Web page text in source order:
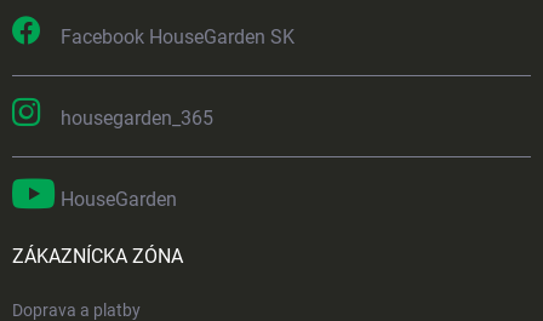
Facebook HouseGarden SK
housegarden_365
HouseGarden
ZÁKAZNÍCKA ZÓNA
Doprava a platby